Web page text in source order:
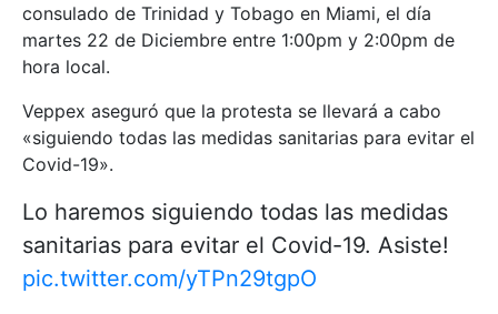
consulado de Trinidad y Tobago en Miami, el día
martes 22 de Diciembre entre 1:00pm y 2:00pm de
hora local.
Veppex aseguró que la protesta se llevará a cabo
«siguiendo todas las medidas sanitarias para evitar el
Covid-19».
Lo haremos siguiendo todas las medidas
sanitarias para evitar el Covid-19. Asiste!
pic.twitter.com/yTPn29tgpO